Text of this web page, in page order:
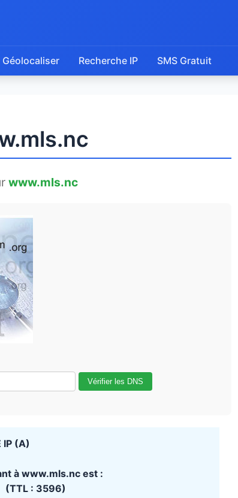
Géolocaliser Recherche IP SMS Gratuit
www.mls.nc
Vérifier les DNS
IP (A)
à www.mls.nc est :
: 3596)